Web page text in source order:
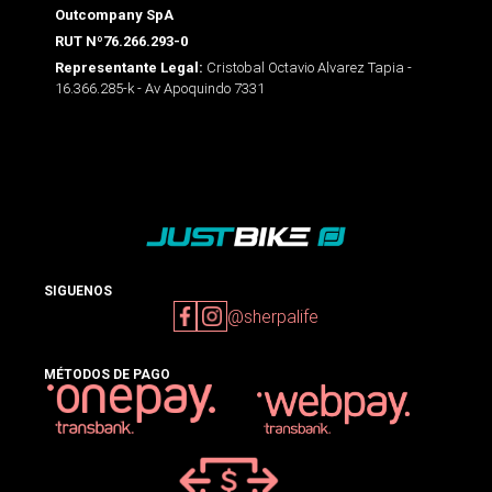
Outcompany SpA
RUT Nº76.266.293-0
Representante Legal: Cristobal Octavio Alvarez Tapia -
16.366.285-k - Av Apoquindo 7331
SIGUENOS
@sherpalife
MÉTODOS DE PAGO